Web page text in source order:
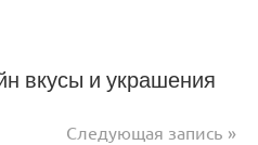
вкусы и украшения
Следующая запись